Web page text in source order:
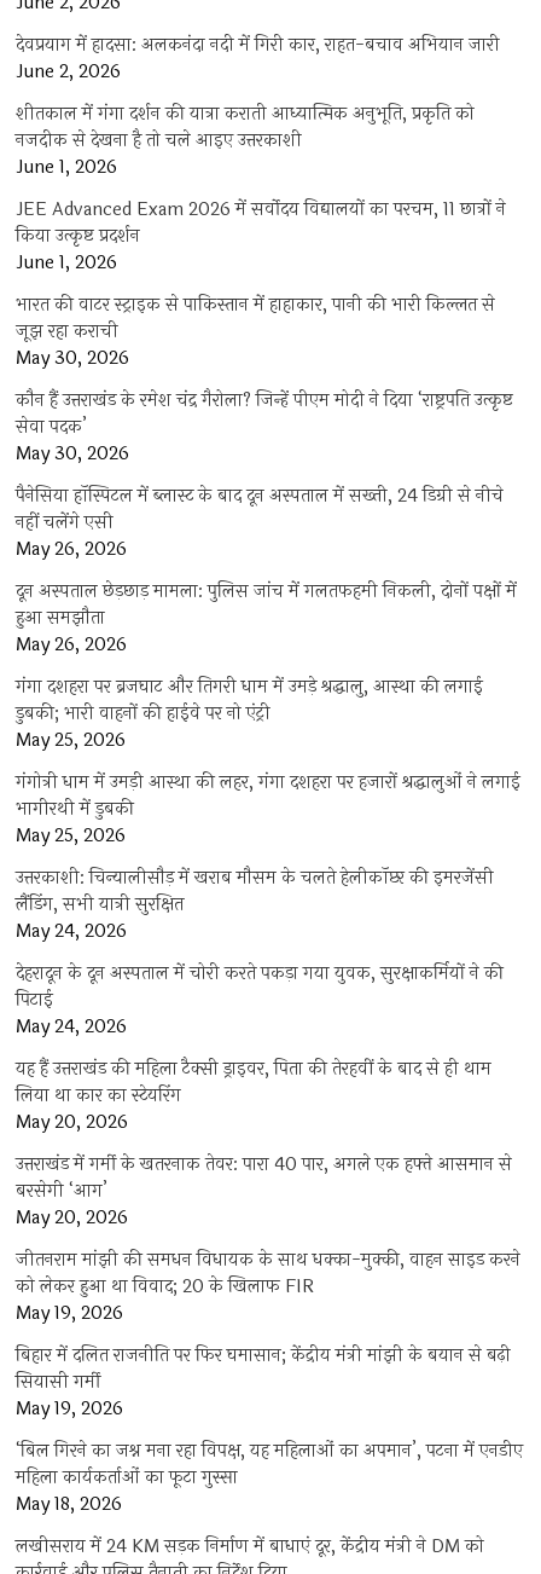
देवप्रयाग में हादसा: अलकनंदा नदी में गिरी कार, राहत-बचाव अभियान जारी
June 2, 2026
शीतकाल में गंगा दर्शन की यात्रा कराती आध्यात्मिक अनुभूति, प्रकृति को
नजदीक से देखना है तो चले आइए उत्तरकाशी
June 1, 2026
JEE Advanced Exam 2026 में सर्वोदय विद्यालयों का परचम, 11 छात्रों ने
किया उत्कृष्ट प्रदर्शन
June 1, 2026
भारत की वाटर स्ट्राइक से पाकिस्तान में हाहाकार, पानी की भारी किल्लत से
जूझ रहा कराची
May 30, 2026
कौन हैं उत्तराखंड के रमेश चंद्र गैरोला? जिन्हें पीएम मोदी ने दिया ‘राष्ट्रपति उत्कृष्ट
सेवा पदक’
May 30, 2026
पैनेसिया हॉस्पिटल में ब्लास्ट के बाद दून अस्पताल में सख्ती, 24 डिग्री से नीचे
नहीं चलेंगे एसी
May 26, 2026
दून अस्पताल छेड़छाड़ मामला: पुलिस जांच में गलतफहमी निकली, दोनों पक्षों में
हुआ समझौता
May 26, 2026
गंगा दशहरा पर ब्रजघाट और तिगरी धाम में उमड़े श्रद्धालु, आस्था की लगाई
डुबकी; भारी वाहनों की हाईवे पर नो एंट्री
May 25, 2026
गंगोत्री धाम में उमड़ी आस्था की लहर, गंगा दशहरा पर हजारों श्रद्धालुओं ने लगाई
भागीरथी में डुबकी
May 25, 2026
उत्तरकाशी: चिन्यालीसौड़ में खराब मौसम के चलते हेलीकॉप्टर की इमरजेंसी
लैंडिंग, सभी यात्री सुरक्षित
May 24, 2026
देहरादून के दून अस्पताल में चोरी करते पकड़ा गया युवक, सुरक्षाकर्मियों ने की
पिटाई
May 24, 2026
यह हैं उत्तराखंड की महिला टैक्सी ड्राइवर, पिता की तेरहवीं के बाद से ही थाम
लिया था कार का स्टेयरिंग
May 20, 2026
उत्तराखंड में गर्मी के खतरनाक तेवर: पारा 40 पार, अगले एक हफ्ते आसमान से
बरसेगी ‘आग’
May 20, 2026
जीतनराम मांझी की समधन विधायक के साथ धक्का-मुक्की, वाहन साइड करने
को लेकर हुआ था विवाद; 20 के खिलाफ FIR
May 19, 2026
बिहार में दलित राजनीति पर फिर घमासान; केंद्रीय मंत्री मांझी के बयान से बढ़ी
सियासी गर्मी
May 19, 2026
‘बिल गिरने का जश्न मना रहा विपक्ष, यह महिलाओं का अपमान’, पटना में एनडीए
महिला कार्यकर्ताओं का फूटा गुस्सा
May 18, 2026
लखीसराय में 24 KM सड़क निर्माण में बाधाएं दूर, केंद्रीय मंत्री ने DM को